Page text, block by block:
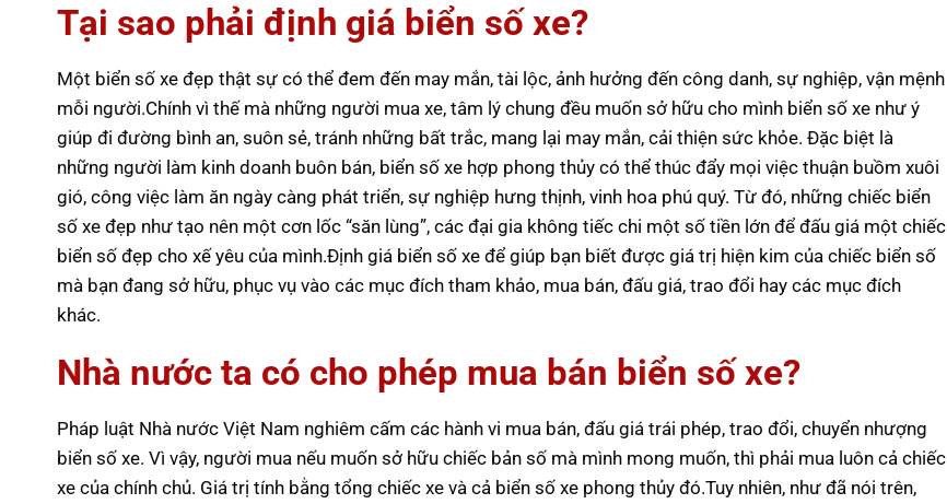
Tại sao phải định giá biển số xe?
Một biển số xe đẹp thật sự có thể đem đến may mắn, tài lộc, ảnh hưởng đến công danh, sự nghiệp, vận mệnh
mỗi người.Chính vì thế mà những người mua xe, tâm lý chung đều muốn sở hữu cho mình biển số xe như ý
giúp đi đường bình an, suôn sẻ, tránh những bất trắc, mang lại may mắn, cải thiện sức khỏe. Đặc biệt là
những người làm kinh doanh buôn bán, biển số xe hợp phong thủy có thể thúc đẩy mọi việc thuận buồm xuôi
gió, công việc làm ăn ngày càng phát triển, sự nghiệp hưng thịnh, vinh hoa phú quý. Từ đó, những chiếc biển
số xe đẹp như tạo nên một cơn lốc “săn lùng”, các đại gia không tiếc chi một số tiền lớn để đấu giá một chiếc
biển số đẹp cho xế yêu của mình.Định giá biển số xe để giúp bạn biết được giá trị hiện kim của chiếc biển số
mà bạn đang sở hữu, phục vụ vào các mục đích tham khảo, mua bán, đấu giá, trao đổi hay các mục đích
khác.
Nhà nước ta có cho phép mua bán biển số xe?
Pháp luật Nhà nước Việt Nam nghiêm cấm các hành vi mua bán, đấu giá trái phép, trao đổi, chuyển nhượng
biển số xe. Vì vậy, người mua nếu muốn sở hữu chiếc bản số mà mình mong muốn, thì phải mua luôn cả chiếc
xe của chính chủ. Giá trị tính bằng tổng chiếc xe và cả biển số xe phong thủy đó.Tuy nhiên, như đã nói trên,